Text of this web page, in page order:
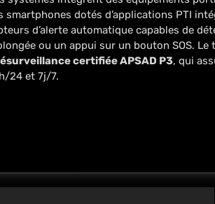
smartphones dotés d’applications PTI
d’alerte automatique capables de
ou un appui sur un bouton SOS.
certifiée APSAD P3, qui
24 et 7j/7.